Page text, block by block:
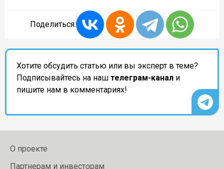
Поделиться:
Хотите обсудить статью или вы эксперт в теме?
Подписывайтесь на наш телеграм-канал и
пишите нам в комментариях!
О проекте
Партнерам и инвесторам